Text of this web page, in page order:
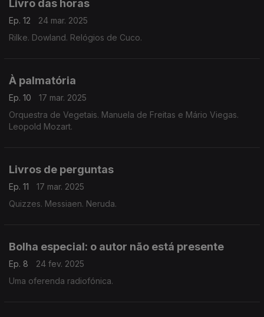
Livro das horas
Ep. 12
24 mar. 2025
Rilke. Dowland. Relógios de Cuco.
À palmatória
Ep. 10
17 mar. 2025
Orquestra de Vegetais. Manuela de Freitas e Mário Viegas.
Leopold Mozart.
Livros de perguntas
Ep. 11
17 mar. 2025
Quizzes. Messiaen. Neruda.
Bolha especial: o autor não está presente
Ep. 8
24 fev. 2025
Uma oferenda radiofónica.